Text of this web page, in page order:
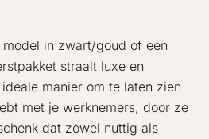
in zwart/goud of een
straalt luxe en
manier om te laten zien
met je werknemers, door ze
dat zowel nuttig als